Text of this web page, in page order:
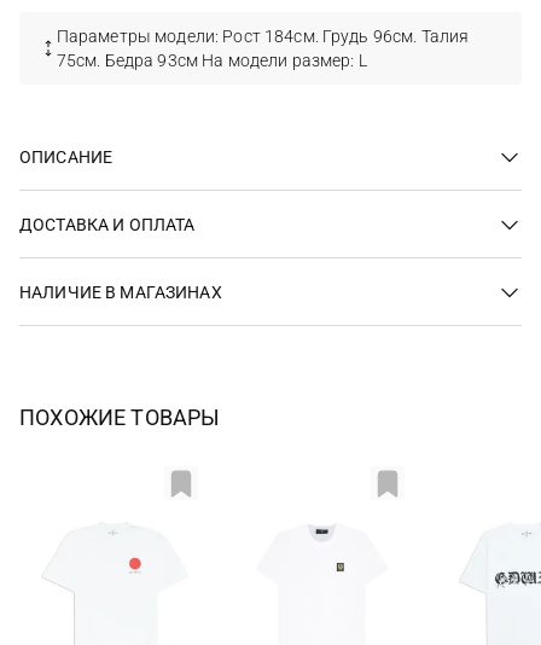
Параметры модели: Рост 184см. Грудь 96см. Талия
75см. Бедра 93см На модели размер: L
ОПИСАНИЕ
ДОСТАВКА И ОПЛАТА
НАЛИЧИЕ В МАГАЗИНАХ
ПОХОЖИЕ ТОВАРЫ